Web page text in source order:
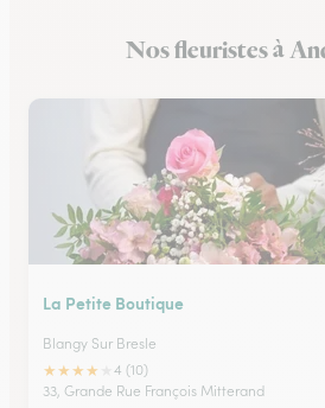
Fleuristes à Corbie
Nos fleuristes à
La Petite Boutique
Blangy Sur Bresle
★★★★
4 (10)
33, Grande Rue François Mitterand